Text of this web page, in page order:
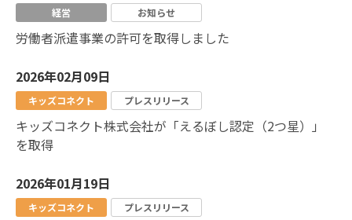
経営 お知らせ
労働者派遣事業の許可を取得しました
2026年02月09日
キッズコネクト プレスリリース
キッズコネクト株式会社が「えるぼし認定（2つ星）」
を取得
2026年01月19日
キッズコネクト プレスリリース